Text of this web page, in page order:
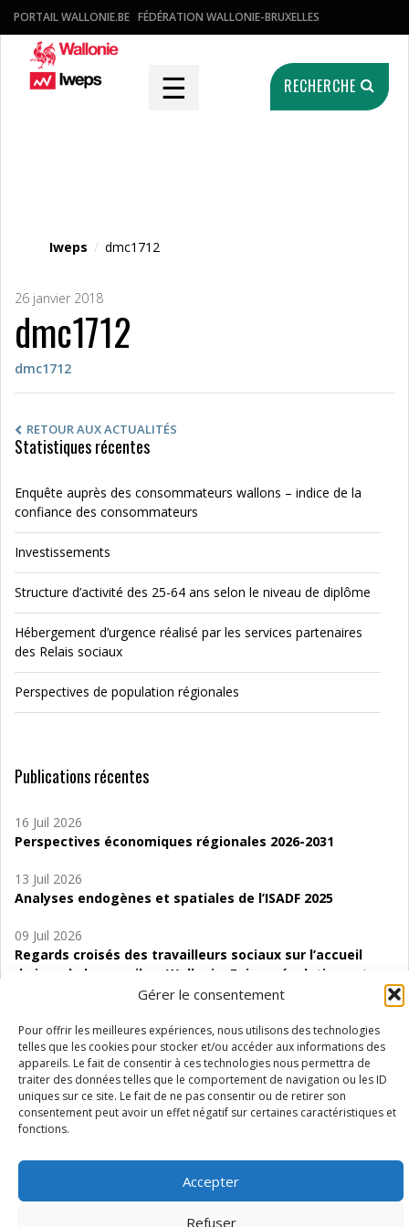
Gérer le consentement
Pour offrir les meilleures expériences, nous utilisons des technologies
telles que les cookies pour stocker et/ou accéder aux informations des
appareils. Le fait de consentir à ces technologies nous permettra de
traiter des données telles que le comportement de navigation ou les ID
uniques sur ce site. Le fait de ne pas consentir ou de retirer son
consentement peut avoir un effet négatif sur certaines caractéristiques et
fonctions.
Accepter
Refuser
PORTAIL WALLONIE.BE FÉDÉRATION WALLONIE-BRUXELLES
☰ RECHERCHE
Iweps / dmc1712
26 janvier 2018
dmc1712
dmc1712
RETOUR AUX ACTUALITÉS
Statistiques récentes
Enquête auprès des consommateurs wallons – indice de la
confiance des consommateurs
Investissements
Structure d’activité des 25-64 ans selon le niveau de diplôme
Hébergement d’urgence réalisé par les services partenaires
des Relais sociaux
Perspectives de population régionales
Publications récentes
16 Juil 2026
Perspectives économiques régionales 2026-2031
13 Juil 2026
Analyses endogènes et spatiales de l’ISADF 2025
09 Juil 2026
Regards croisés des travailleurs sociaux sur l’accueil
de jour de bas seuil en Wallonie. Enjeux, évolutions et
06 Juil 2026
Étude d’évaluabilité des Structures
d’accompagnement à l’autocréation d’emploi (SAACE)
01 Juil 2026
Pénurie du personnel infirmier :quels indicateurs
Wallonie ?